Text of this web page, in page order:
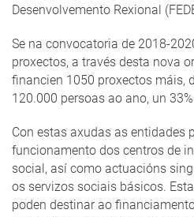
Desenvolvemento Rexional
Se na convocatoria de 2018-
proxectos, a través desta nova
financien 1050 proxectos máis,
120.000 persoas ao ano, un
Con estas axudas as entidades
funcionamento dos centros de
social, así como actuacións
os servizos sociais básicos.
poden destinar ao